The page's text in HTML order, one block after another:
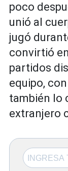
poco
unió al
jugó
convirtió
partidos
equipo,
también lo
extranjero